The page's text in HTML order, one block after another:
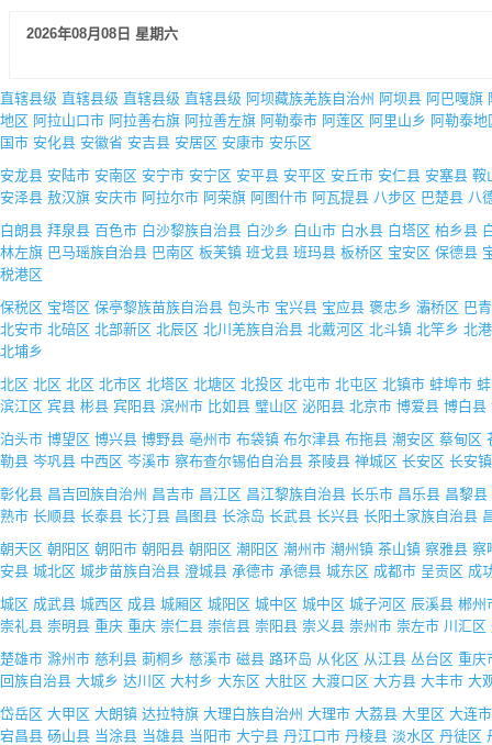
2026年08月08日 星期六
直辖县级 直辖县级 直辖县级 直辖县级 阿坝藏族羌族自治州 阿坝县 阿巴嘎旗
地区 阿拉山口市 阿拉善右旗 阿拉善左旗 阿勒泰市 阿莲区 阿里山乡 阿勒泰地
国市 安化县 安徽省 安吉县 安居区 安康市 安乐区
安龙县 安陆市 安南区 安宁市 安宁区 安平县 安平区 安丘市 安仁县 安塞县 鞍
安泽县 敖汉旗 安庆市 阿拉尔市 阿荣旗 阿图什市 阿瓦提县 八步区 巴楚县 八
白朗县 拜泉县 百色市 白沙黎族自治县 白沙乡 白山市 白水县 白塔区 柏乡县
林左旗 巴马瑶族自治县 巴南区 板芙镇 班戈县 班玛县 板桥区 宝安区 保德县
税港区
保税区 宝塔区 保亭黎族苗族自治县 包头市 宝兴县 宝应县 褒忠乡 灞桥区 巴
北安市 北碚区 北部新区 北辰区 北川羌族自治县 北戴河区 北斗镇 北竿乡 北
北埔乡
北区 北区 北区 北市区 北塔区 北塘区 北投区 北屯市 北屯区 北镇市 蚌埠市
滨江区 宾县 彬县 宾阳县 滨州市 比如县 璧山区 泌阳县 北京市 博爱县 博白县
泊头市 博望区 博兴县 博野县 亳州市 布袋镇 布尔津县 布拖县 潮安区 蔡甸区
勒县 岑巩县 中西区 岑溪市 察布查尔锡伯自治县 茶陵县 禅城区 长安区 长安镇
彰化县 昌吉回族自治州 昌吉市 昌江区 昌江黎族自治县 长乐市 昌乐县 昌黎县
熟市 长顺县 长泰县 长汀县 昌图县 长涂岛 长武县 长兴县 长阳土家族自治县
朝天区 朝阳区 朝阳市 朝阳县 朝阳区 潮阳区 潮州市 潮州镇 茶山镇 察雅县 察
安县 城北区 城步苗族自治县 澄城县 承德市 承德县 城东区 成都市 呈贡区 成
城区 成武县 城西区 成县 城厢区 城阳区 城中区 城中区 城子河区 辰溪县 郴州
崇礼县 崇明县 重庆 重庆 崇仁县 崇信县 崇阳县 崇义县 崇州市 崇左市 川汇区
楚雄市 滁州市 慈利县 莿桐乡 慈溪市 磁县 路环岛 从化区 从江县 丛台区 重庆
回族自治县 大城乡 达川区 大村乡 大东区 大肚区 大渡口区 大方县 大丰市 大
岱岳区 大甲区 大朗镇 达拉特旗 大理白族自治州 大理市 大荔县 大里区 大连市
宕昌县 砀山县 当涂县 当雄县 当阳市 大宁县 丹江口市 丹棱县 淡水区 丹徒区